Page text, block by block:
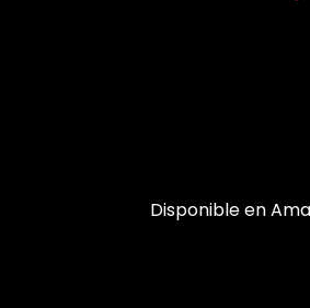
Disponible en